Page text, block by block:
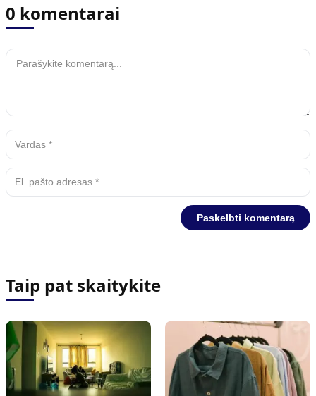
0 komentarai
Taip pat skaitykite